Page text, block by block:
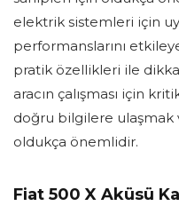
elektrik sistemleri için
performanslarını
pratik özellikleri ile
aracın çalışması için
doğru bilgilere ulaşmak
oldukça önemlidir.
Fiat 500 X Aküsü